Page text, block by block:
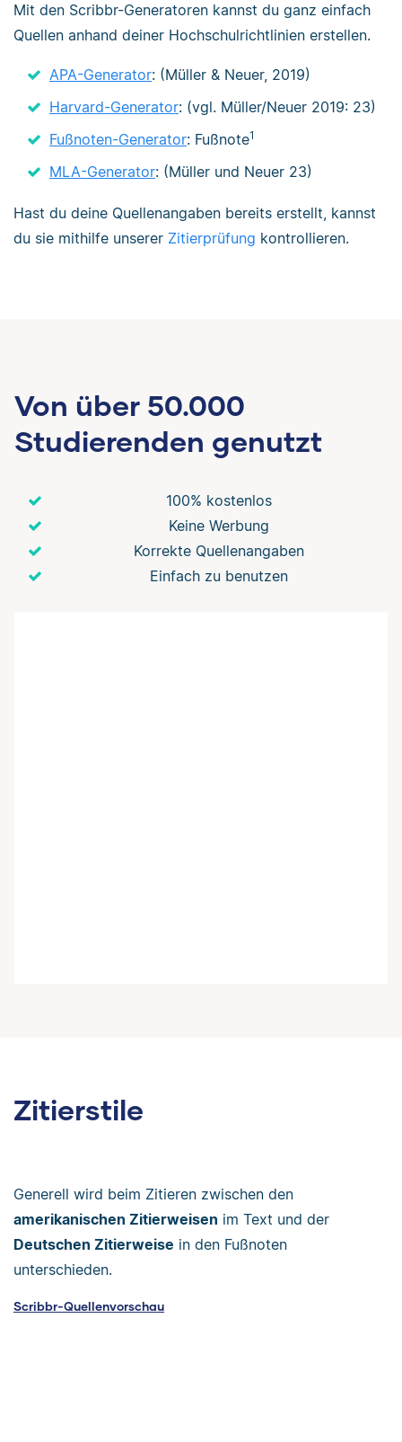
Mit den Scribbr-Generatoren kannst du ganz einfach
Quellen anhand deiner Hochschulrichtlinien erstellen.
APA-Generator: (Müller & Neuer, 2019)
Harvard-Generator: (vgl. Müller/Neuer 2019: 23)
Fußnoten-Generator: Fußnote1
MLA-Generator: (Müller und Neuer 23)
Hast du deine Quellenangaben bereits erstellt, kannst
du sie mithilfe unserer Zitierprüfung kontrollieren.
Von über 50.000
Studierenden genutzt
100% kostenlos
Keine Werbung
Korrekte Quellenangaben
Einfach zu benutzen
Zitierstile
Generell wird beim Zitieren zwischen den
amerikanischen Zitierweisen im Text und der
Deutschen Zitierweise in den Fußnoten
unterschieden.
Scribbr-Quellenvorschau